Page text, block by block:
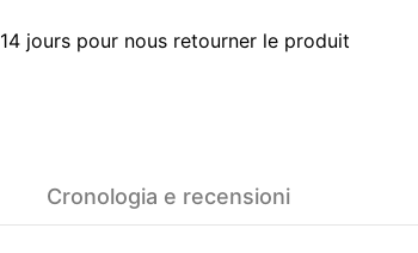
14 jours pour nous retourner le produit
Cronologia e recensioni